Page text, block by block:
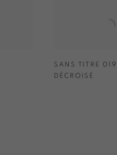
SANS TITRE 019
DÉCROISÉ